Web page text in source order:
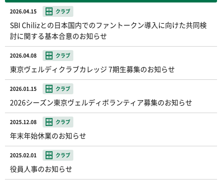
2026.04.15 クラブ
SBI Chilizとの日本国内でのファントークン導入に向けた共同検
討に関する基本合意のお知らせ
2026.04.08 クラブ
東京ヴェルディクラブカレッジ 7期生募集のお知らせ
2026.01.15 クラブ
2026シーズン東京ヴェルディボランティア募集のお知らせ
2025.12.08 クラブ
年末年始休業のお知らせ
2025.02.01 クラブ
役員人事のお知らせ